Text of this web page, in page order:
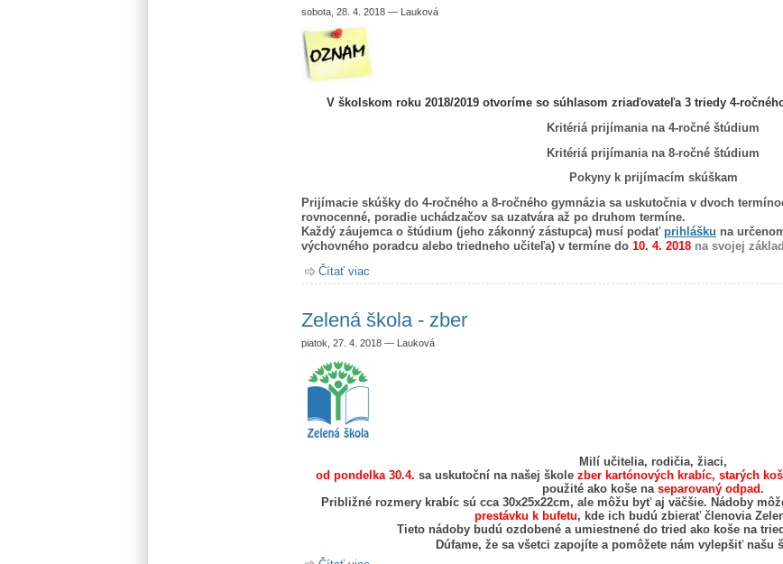
sobota, 28. 4. 2018 — Lauková
V školskom roku 2018/2019 otvoríme so súhlasom zriaďovateľa 3 triedy 4-
Kritériá prijímania na 4-ročné štúdium
Kritériá prijímania na 8-ročné štúdium
Pokyny k prijímacím skúškam
Prijímacie skúšky do 4-ročného a 8-ročného gymnázia sa uskutočnia v dvoch
rovnocenné, poradie uchádzačov sa uzatvára až po druhom termíne.
Každý záujemca o štúdium (jeho zákonný zástupca) musí podať prihlášku na
výchovného poradcu alebo triedneho učiteľa) v termíne do 10. 4. 2018 na svojej
Čítať viac
Zelená škola - zber
piatok, 27. 4. 2018 — Lauková
Milí učitelia, rodičia, žiaci,
od pondelka 30.4. sa uskutoční na našej škole zber kartónových krabíc, starých
použité ako koše na separovaný odpad.
Približné rozmery krabíc sú cca 30x25x22cm, ale môžu byť aj väčšie. Nádoby
prestávku k bufetu, kde ich budú zbierať členovia
Tieto nádoby budú ozdobené a umiestnené do tried ako koše na
Dúfame, že sa všetci zapojíte a pomôžete nám vylepšiť našu